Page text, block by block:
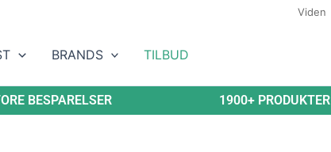
Viden
BRANDS TILBUD
BESPARELSER 1900+ PRODUKTER